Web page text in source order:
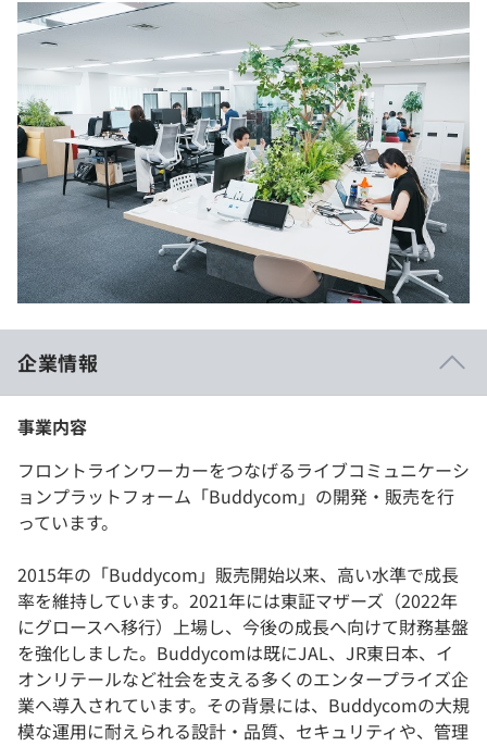
企業情報
事業内容
フロントラインワーカーをつなげるライブコミュニケーシ
ョンプラットフォーム「Buddycom」の開発・販売を行
っています。
2015年の「Buddycom」販売開始以来、高い水準で成長
率を維持しています。2021年には東証マザーズ（2022年
にグロースへ移行）上場し、今後の成長へ向けて財務基盤
を強化しました。Buddycomは既にJAL、JR東日本、イ
オンリテールなど社会を支える多くのエンタープライズ企
業へ導入されています。その背景には、Buddycomの大規
模な運用に耐えられる設計・品質、セキュリティや、管理